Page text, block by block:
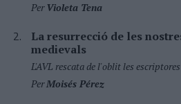
PerVioleta Tena
La resurrecció de les
medievals
L'AVL rescata de l'oblit les
PerMoisés Pérez